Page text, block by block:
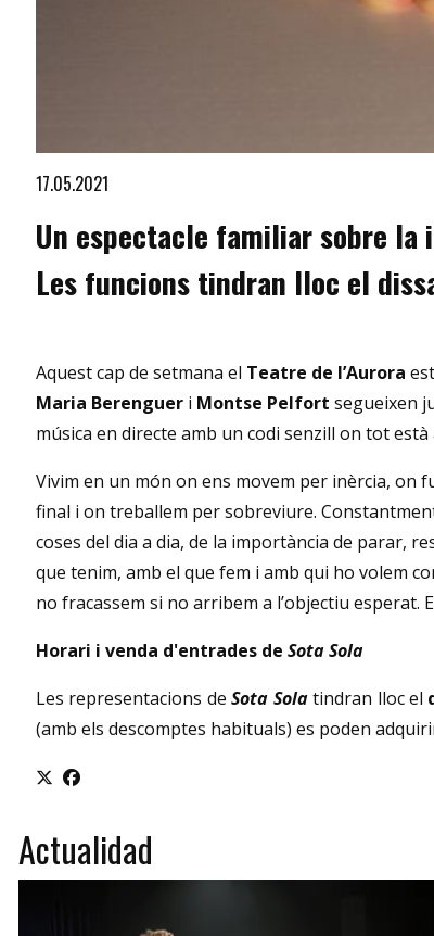
17.05.2021
Un espectacle familiar sobre la
Les funcions tindran lloc el
Aquest cap de setmana el Teatre de l’Aurora
Maria Berenguer i Montse Pelfort segueixen
música en directe amb un codi senzill on tot està
Vivim en un món on ens movem per inèrcia, on
final i on treballem per sobreviure.
coses del dia a dia, de la importància de parar,
que tenim, amb el que fem i amb qui ho volem
no fracassem si no arribem a l’objectiu
Horari i venda d'entrades de Sota Sola
Les representacions deSota Solatindran lloc el
(amb els descomptes habituals) es poden
Actualidad